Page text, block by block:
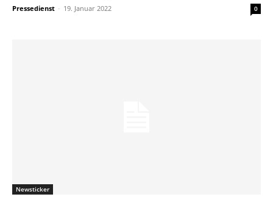
Pressedienst - 19. Januar 2022 0
Newsticker